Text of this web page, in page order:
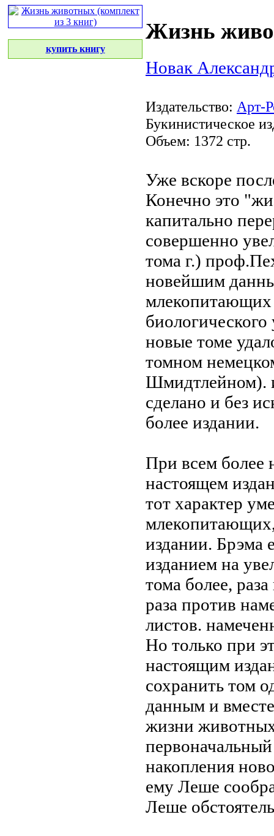
купить книгу
Жизнь
Новак
Издательство: Арт-
Букинистическое
Объем: 1372 стр.
Уже вскоре
Конечно это
капитально
совершенно
тома г.)
новейшим
биологического
новые томе
томном
Шмидтлейном).
сделано и без
более издании.
При всем более
настоящем
тот характер
издании. Брэма
изданием на
тома более,
раза против
листов.
Но только при
настоящим
сохранить том
данным и
жизни
накопления
ему Леше
Леше